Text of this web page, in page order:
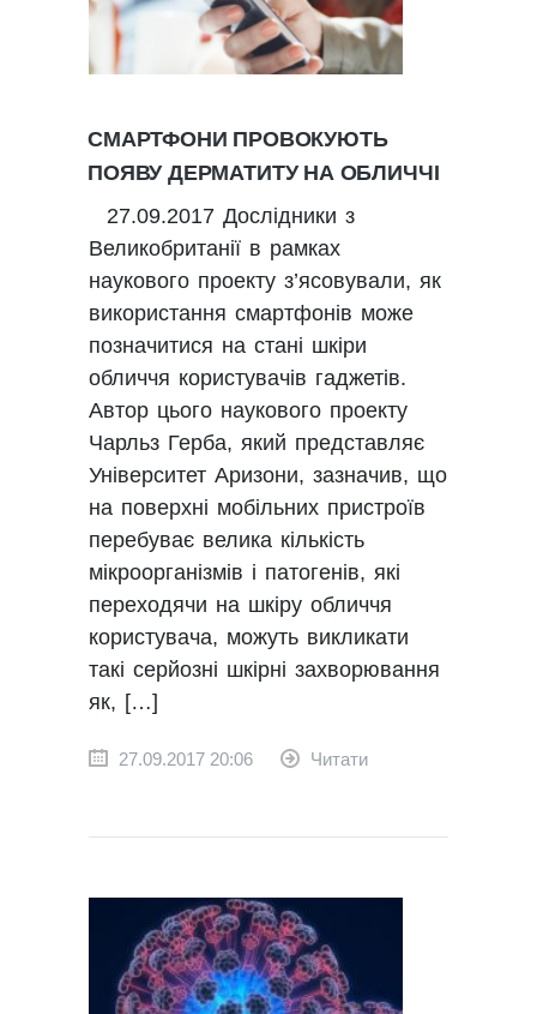
СМАРТФОНИ ПРОВОКУЮТЬ
ПОЯВУ ДЕРМАТИТУ НА ОБЛИЧЧІ
27.09.2017 Дослідники з
Великобританії в рамках
наукового проекту з’ясовували, як
використання смартфонів може
позначитися на стані шкіри
обличчя користувачів гаджетів.
Автор цього наукового проекту
Чарльз Герба, який представляє
Університет Аризони, зазначив, що
на поверхні мобільних пристроїв
перебуває велика кількість
мікроорганізмів і патогенів, які
переходячи на шкіру обличчя
користувача, можуть викликати
такі серйозні шкірні захворювання
як, […]
27.09.2017 20:06 Читати